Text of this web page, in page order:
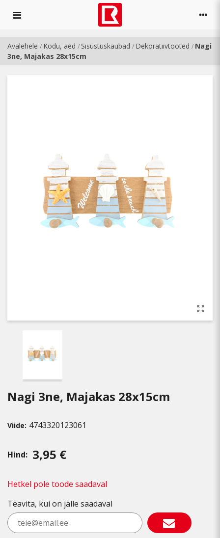
Avalehele / Kodu, aed / Sisustuskaubad / Dekoratiivtooted / Nagi
3ne, Majakas 28x15cm
Nagi 3ne, Majakas 28x15cm
Viide: 4743320123061
Hind: 3,95 €
Hetkel pole toode saadaval
Teavita, kui on jälle saadaval